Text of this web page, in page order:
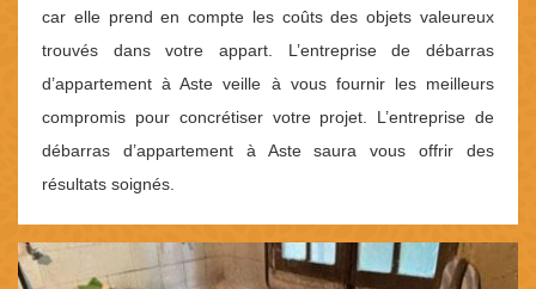
car elle prend en compte les coûts des objets valeureux
trouvés dans votre appart. L’entreprise de débarras
d’appartement à Aste veille à vous fournir les meilleurs
compromis pour concrétiser votre projet. L’entreprise de
débarras d’appartement à Aste saura vous offrir des
résultats soignés.